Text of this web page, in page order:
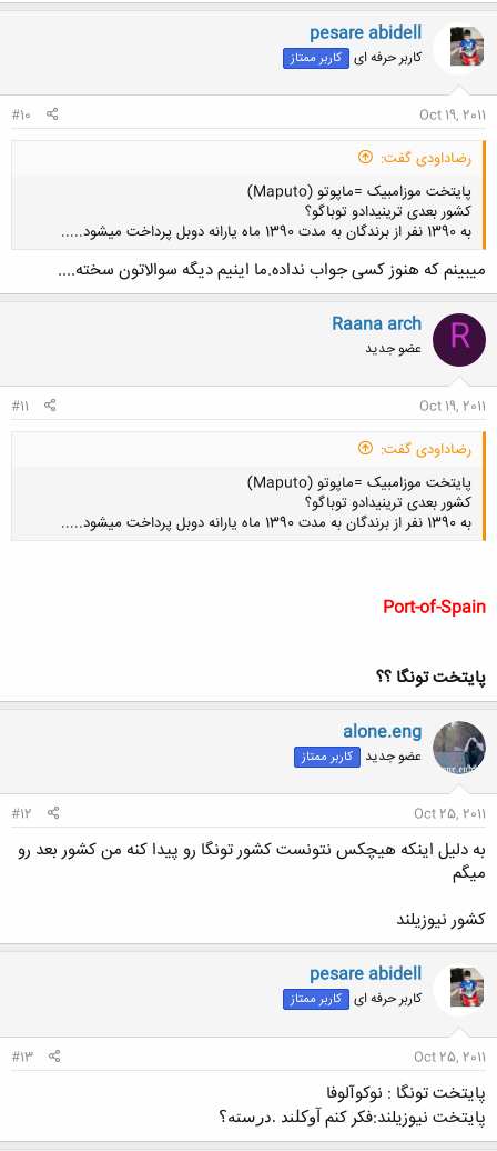
pesare abidell
کاربر حرفه ای کاربر ممتاز
Oct 19, 2011
#10
رضاداودی گفت:
پایتخت موزامبیک =ماپوتو (Maputo)
کشور بعدی ترینیدادو توباگو؟
به 1390 نفر از برندگان به مدت 1390 ماه یارانه دوبل پرداخت میشود.....
میبینم که هنوز کسی جواب نداده.ما اینیم دیگه سوالاتون سخته....
R
Raana arch
عضو جدید
Oct 19, 2011
#11
رضاداودی گفت:
پایتخت موزامبیک =ماپوتو (Maputo)
کشور بعدی ترینیدادو توباگو؟
به 1390 نفر از برندگان به مدت 1390 ماه یارانه دوبل پرداخت میشود.....
Port-of-Spain
پایتخت تونگا ؟؟
alone.eng
عضو جدید کاربر ممتاز
Oct 25, 2011
#12
به دلیل اینکه هیچکس نتونست کشور تونگا رو پیدا کنه من کشور بعد رو
میگم
کشور نیوزیلند
pesare abidell
کاربر حرفه ای کاربر ممتاز
Oct 25, 2011
#13
پایتخت تونگا : نوکوآلوفا
پایتخت نیوزیلند:فکر کنمآوکلند .درسته؟